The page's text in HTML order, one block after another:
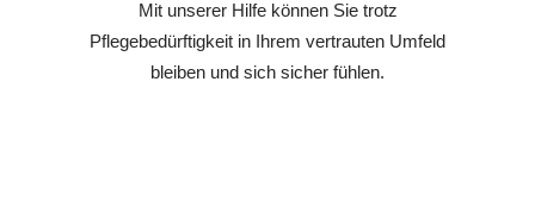
Mit unserer Hilfe können Sie trotz
Pflegebedürftigkeit in Ihrem vertrauten Umfeld
bleiben und sich sicher fühlen.